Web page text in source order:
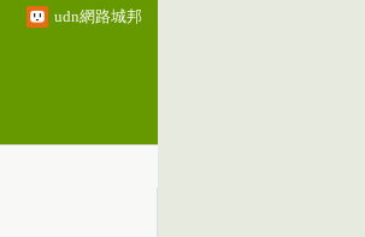
udn網路城邦